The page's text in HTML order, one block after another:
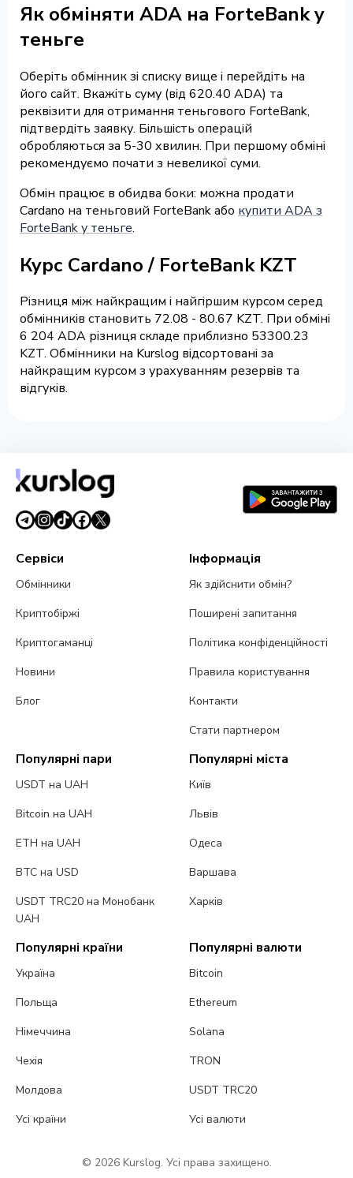
Як обміняти ADA на ForteBank у
теньге
Оберіть обмінник зі списку вище і перейдіть на
його сайт. Вкажіть суму (від 620.40 ADA) та
реквізити для отримання теньгового ForteBank,
підтвердіть заявку. Більшість операцій
обробляються за 5-30 хвилин. При першому обміні
рекомендуємо почати з невеликої суми.
Обмін працює в обидва боки: можна продати
Cardano на теньговий ForteBank або купити ADA з
ForteBank у теньге.
Курс Cardano / ForteBank KZT
Різниця між найкращим і найгіршим курсом серед
обмінників становить 72.08 - 80.67 KZT. При обміні
6 204 ADA різниця складе приблизно 53300.23
KZT. Обмінники на Kurslog відсортовані за
найкращим курсом з урахуванням резервів та
відгуків.
Сервіси
Обмінники
Криптобіржі
Криптогаманці
Новини
Блог
Інформація
Як здійснити обмін?
Поширені запитання
Політика конфіденційності
Правила користування
Контакти
Стати партнером
Популярні пари
USDT на UAH
Bitcoin на UAH
ETH на UAH
BTC на USD
USDT TRC20 на Монобанк
UAH
Популярні міста
Київ
Львів
Одеса
Варшава
Харків
Популярні країни
Україна
Польща
Німеччина
Чехія
Молдова
Усі країни
Популярні валюти
Bitcoin
Ethereum
Solana
TRON
USDT TRC20
Усі валюти
© 2026 Kurslog. Усі права захищено.